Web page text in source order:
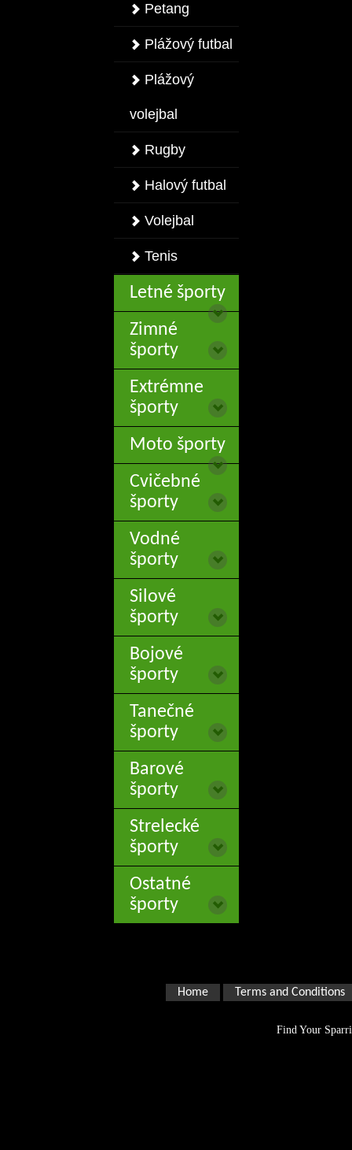
Petang
Plážový futbal
Plážový
volejbal
Rugby
Halový futbal
Volejbal
Tenis
Letné športy
Zimné
športy
Extrémne
športy
Moto športy
Cvičebné
športy
Vodné
športy
Silové
športy
Bojové
športy
Tanečné
športy
Barové
športy
Strelecké
športy
Ostatné
športy
Home Terms and Conditions
Find Your